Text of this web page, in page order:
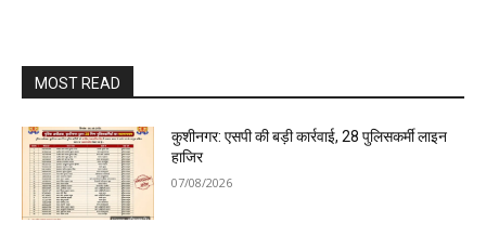
MOST READ
कुशीनगर: एसपी की बड़ी कार्रवाई, 28 पुलिसकर्मी लाइन
हाजिर
07/08/2026